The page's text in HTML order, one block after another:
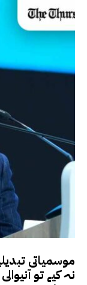
موسمیاتی
نہ کیے تو